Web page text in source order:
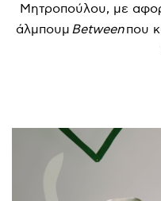
Μητροπούλου, με
άλμπουμ Betweenπου